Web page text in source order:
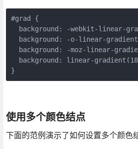
#grad
{
background : -webkit-linear-
background : -o-linear-gradient
background : -moz-linear-
background : linear-gradient (
}
使用多个颜色结点
下面的范例演示了如何设置多个颜色